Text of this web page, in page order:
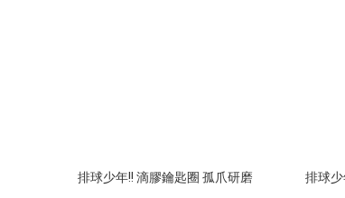
排球少年!! 滴膠鑰匙圈 孤爪研磨 排球